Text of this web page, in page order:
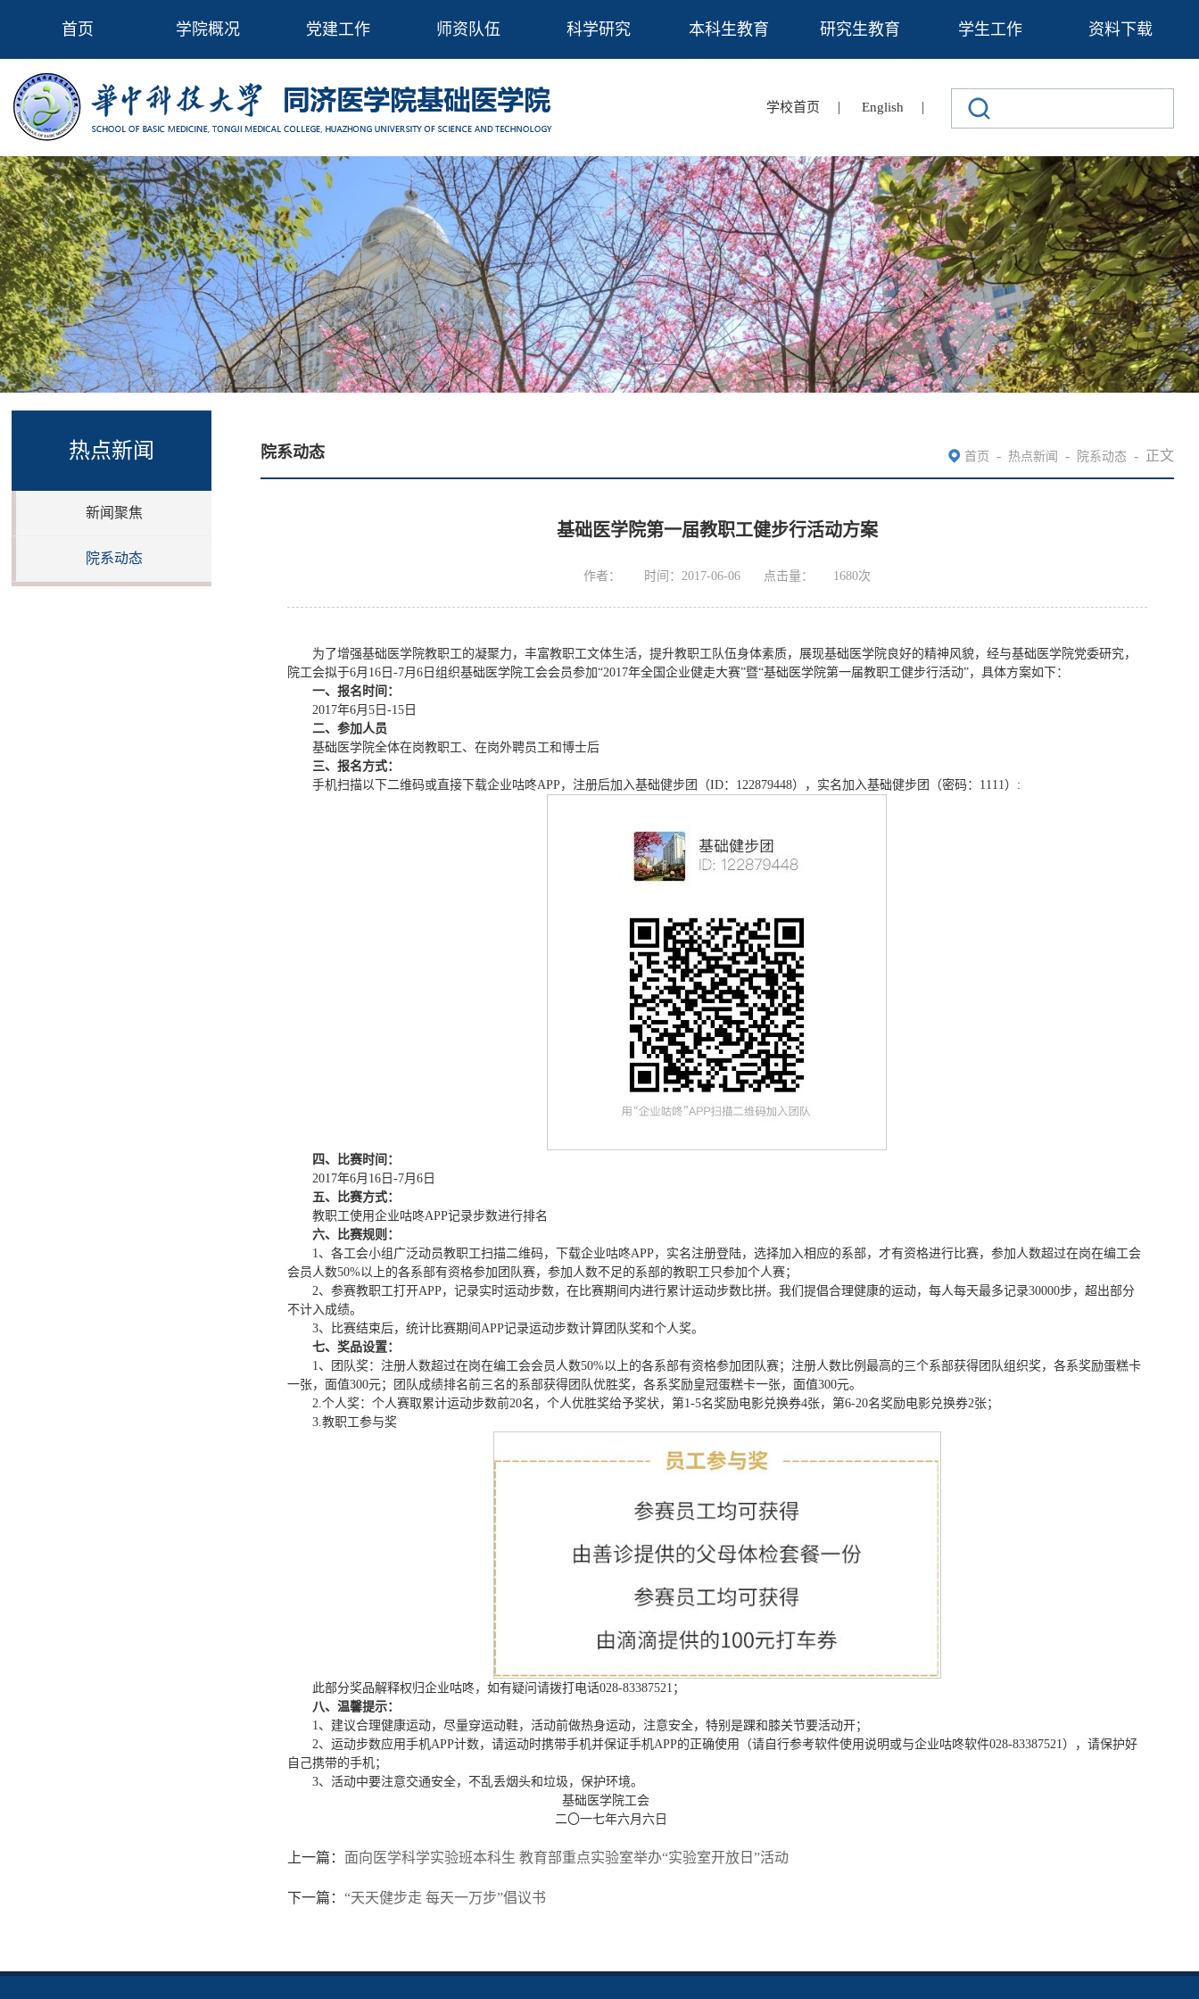
首页 学院概况 党建工作 师资队伍 科学研究 本科生教育 研究生教育 学生工作 资料下载
学校首页 | English |
热点新闻
新闻聚焦
院系动态
院系动态 首页 - 热点新闻 - 院系动态 - 正文
基础医学院第一届教职工健步行活动方案
作者： 时间：2017-06-06 点击量： 1680次
为了增强基础医学院教职工的凝聚力，丰富教职工文体生活，提升教职工队伍身体素质，展现基础医学院良好的精神风貌，经与基础医学院党委研究，
院工会拟于6月16日-7月6日组织基础医学院工会会员参加“2017年全国企业健走大赛”暨“基础医学院第一届教职工健步行活动”，具体方案如下：
一、报名时间：
2017年6月5日-15日
二、参加人员
基础医学院全体在岗教职工、在岗外聘员工和博士后
三、报名方式：
手机扫描以下二维码或直接下载企业咕咚APP，注册后加入基础健步团（ID：122879448），实名加入基础健步团（密码：1111）:
四、比赛时间：
2017年6月16日-7月6日
五、比赛方式：
教职工使用企业咕咚APP记录步数进行排名
六、比赛规则：
1、各工会小组广泛动员教职工扫描二维码，下载企业咕咚APP，实名注册登陆，选择加入相应的系部，才有资格进行比赛，参加人数超过在岗在编工会
会员人数50%以上的各系部有资格参加团队赛，参加人数不足的系部的教职工只参加个人赛；
2、参赛教职工打开APP，记录实时运动步数，在比赛期间内进行累计运动步数比拼。我们提倡合理健康的运动，每人每天最多记录30000步，超出部分
不计入成绩。
3、比赛结束后，统计比赛期间APP记录运动步数计算团队奖和个人奖。
七、奖品设置：
1、团队奖：注册人数超过在岗在编工会会员人数50%以上的各系部有资格参加团队赛；注册人数比例最高的三个系部获得团队组织奖，各系奖励蛋糕卡
一张，面值300元；团队成绩排名前三名的系部获得团队优胜奖，各系奖励皇冠蛋糕卡一张，面值300元。
2.个人奖：个人赛取累计运动步数前20名，个人优胜奖给予奖状，第1-5名奖励电影兑换券4张，第6-20名奖励电影兑换券2张；
3.教职工参与奖
此部分奖品解释权归企业咕咚，如有疑问请拨打电话028-83387521；
八、温馨提示：
1、建议合理健康运动，尽量穿运动鞋，活动前做热身运动，注意安全，特别是踝和膝关节要活动开；
2、运动步数应用手机APP计数，请运动时携带手机并保证手机APP的正确使用（请自行参考软件使用说明或与企业咕咚软件028-83387521），请保护好
自己携带的手机；
3、活动中要注意交通安全，不乱丢烟头和垃圾，保护环境。
基础医学院工会
二〇一七年六月六日
上一篇： 面向医学科学实验班本科生 教育部重点实验室举办“实验室开放日”活动
下一篇： “天天健步走 每天一万步”倡议书